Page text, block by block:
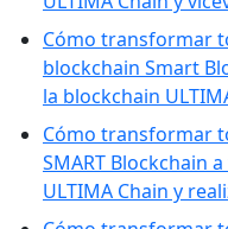
Cómo transformar
blockchain Smart
la blockchain
Cómo transformar
SMART Blockchain
ULTIMA Chain y